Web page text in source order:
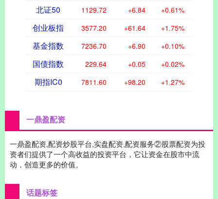
北证50 1129.72 +6.84 +0.61%
创业板指 3577.20 +61.64 +1.75%
基金指数 7236.70 +6.90 +0.10%
国债指数 229.64 +0.05 +0.02%
期指IC0 7811.60 +98.20 +1.27%
一鼎盈配资
一鼎盈配资,配资炒股平台,实盘配资,配资服务②股票配资为投
资者们提供了一个高收益的投资平台，它让资金在股市中流
动，创造更多的价值。
话题标签